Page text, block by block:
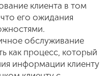
клиента в том
его ожидания
обслуживание
как процесс, который
информации клиенту